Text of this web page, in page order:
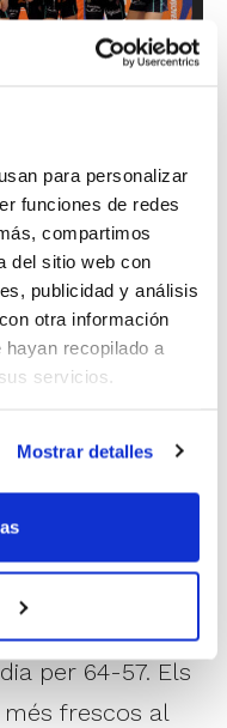
para personalizar
funciones de redes
compartimos
del sitio web con
publicidad y análisis
otra información
recopilado a
servicios.
Mostrar detalles
campió
després de
de la Fase. En
a UPB
derrotar a TAU
ha
Godella (89-
va aconseguir
TAU Castelló,
per 64-57. Els
frescos al